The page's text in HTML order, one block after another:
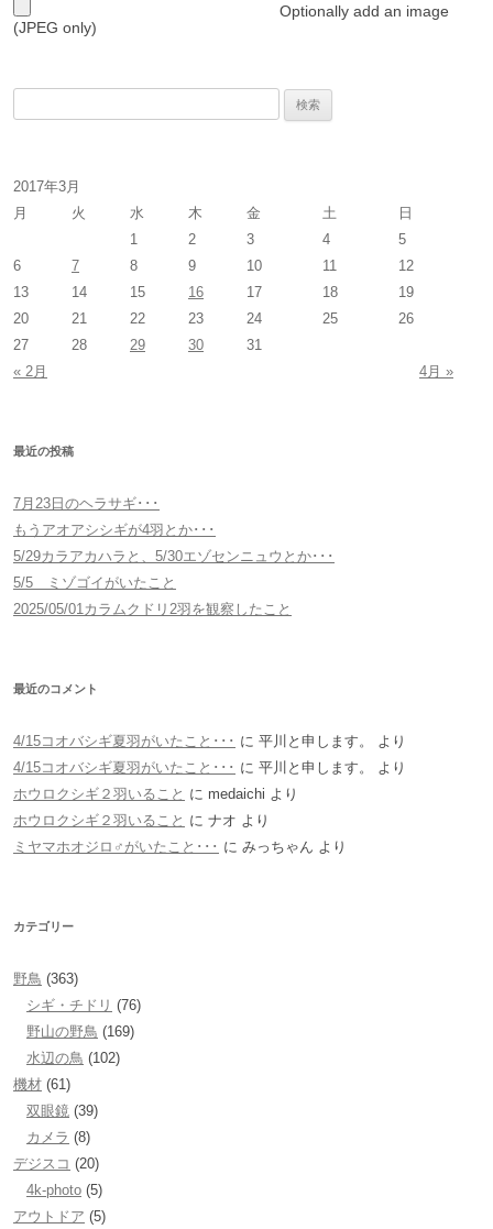
Optionally add an image
(JPEG only)
2017年3月
月
火 水 木 金 土 日
« 2月 4月 »
1 2 3 4
5
6
7 8 9 10 11
12
13
14 15 16 17 18
19
20
21 22 23 24 25
26
27
28 29 30 31
最近の投稿
7月23日のヘラサギ･･･
もうアオアシシギが4羽とか･･･
5/29カラアカハラと、5/30エゾセンニュウとか･･･
5/5 ミゾゴイがいたこと
2025/05/01カラムクドリ2羽を観察したこと
最近のコメント
4/15コオバシギ夏羽がいたこと･･･ に 平川と申します。
より
4/15コオバシギ夏羽がいたこと･･･ に 平川と申します。
より
ホウロクシギ２羽いること に medaichi より
ホウロクシギ２羽いること に ナオ より
ミヤマホオジロ♂がいたこと･･･ に みっちゃん より
カテゴリー
野鳥 (363)
シギ・チドリ (76)
野山の野鳥 (169)
水辺の鳥 (102)
機材 (61)
双眼鏡 (39)
カメラ (8)
デジスコ (20)
4k-photo (5)
アウトドア (5)